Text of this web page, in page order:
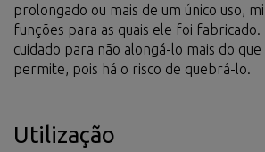
prolongado ou mais de um único uso,
funções para as quais ele foi
cuidado para não alongá-lo mais do
permite, pois há o risco de quebrá-lo.
Utilização